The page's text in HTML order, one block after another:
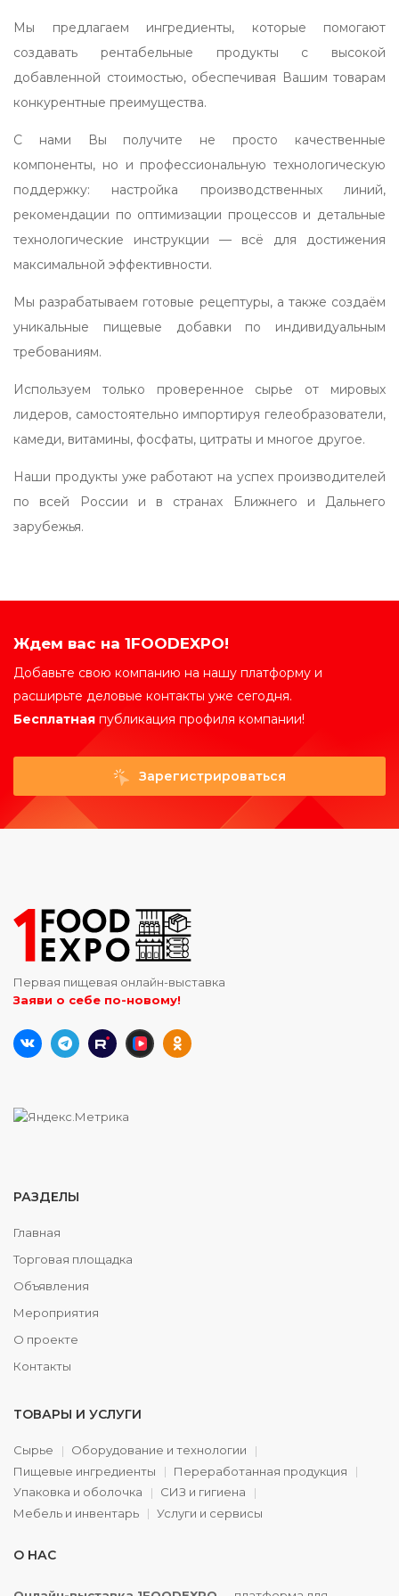
Мы предлагаем ингредиенты, которые помогают
создавать рентабельные продукты с высокой
добавленной стоимостью, обеспечивая Вашим товарам
конкурентные преимущества.
С нами Вы получите не просто качественные
компоненты, но и профессиональную технологическую
поддержку: настройка производственных линий,
рекомендации по оптимизации процессов и детальные
технологические инструкции — всё для достижения
максимальной эффективности.
Мы разрабатываем готовые рецептуры, а также создаём
уникальные пищевые добавки по индивидуальным
требованиям.
Используем только проверенное сырье от мировых
лидеров, самостоятельно импортируя гелеобразователи,
камеди, витамины, фосфаты, цитраты и многое другое.
Наши продукты уже работают на успех производителей
по всей России и в странах Ближнего и Дальнего
зарубежья.
Ждем вас на 1FOODEXPO!
Добавьте свою компанию на нашу платформу и
расширьте деловые контакты уже сегодня.
Бесплатная публикация профиля компании!
Зарегистрироваться
Первая пищевая онлайн-выставка
Заяви о себе по-новому!
РАЗДЕЛЫ
Главная
Торговая площадка
Объявления
Мероприятия
О проекте
Контакты
ТОВАРЫ И УСЛУГИ
Сырье
Оборудование и технологии
Пищевые ингредиенты
Переработанная продукция
Упаковка и оболочка
СИЗ и гигиена
Мебель и инвентарь
Услуги и сервисы
О НАС